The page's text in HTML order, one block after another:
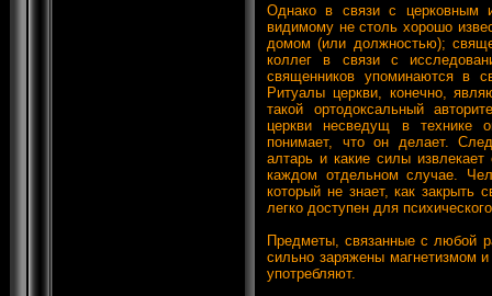
Однако в связи с церковным
видимому не столь хорошо
домом (или должностью);
коллег в связи с
священников упоминаются в
Ритуалы церкви, конечно,
такой ортодоксальный
церкви несведущ в технике
понимает, что он делает.
алтарь и какие силы
каждом отдельном случае.
который не знает, как закрыть
легко доступен для
Предметы, связанные с любой
сильно заряжены магнетизмом
употребляют.